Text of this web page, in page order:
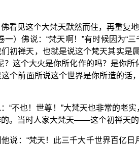
看见这个大梵天默然而住，再重复
）佛说：“梵天啊！”有时候因为“
禅天，也就是说这个梵天其实是
？这个大火是你所化作的吗？是你
个前面所说这个世界是你所造的
“不也！世尊！”大梵天也非常的老
。当时人家大梵天——这个初禅天
说：“梵天！此三千大千世界百亿